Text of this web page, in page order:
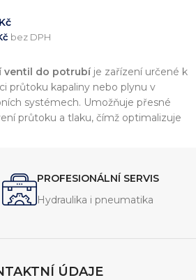
Kč
bez DPH
ventil do potrubíje zařízení určené k
průtoku kapaliny nebo plynu v
systémech. Umožňuje přesné
průtoku a tlaku, čímž optimalizuje
PROFESIONÁLNÍ SERVIS
Hydraulika i pneumatika
ÚDAJE